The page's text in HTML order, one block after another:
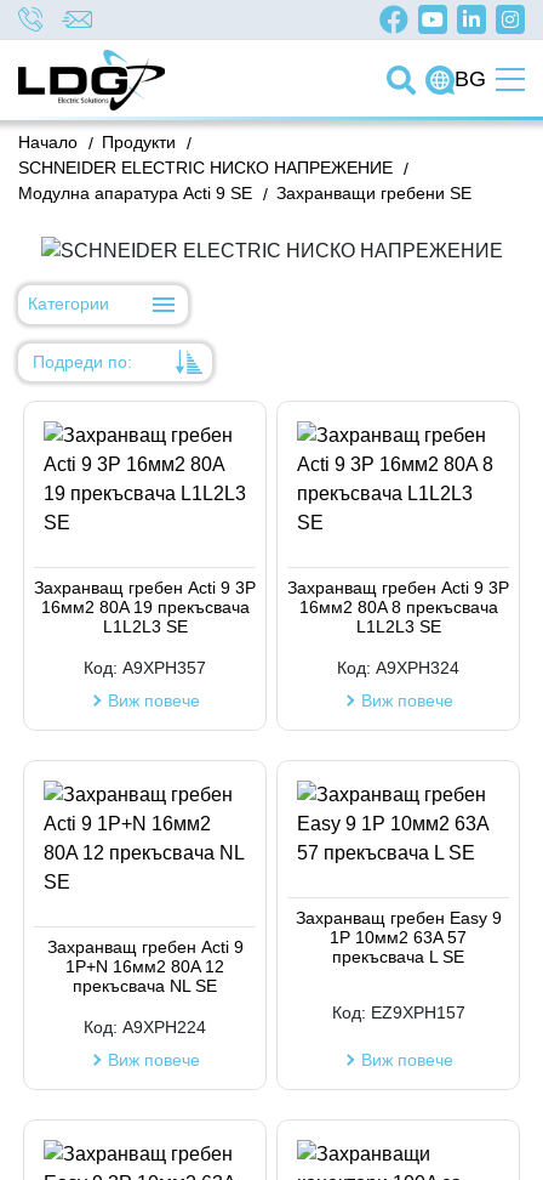
BG
/
Начало /
Продукти
/
SCHNEIDER ELECTRIC НИСКО НАПРЕЖЕНИЕ
/
Модулна апаратура Acti 9 SE Захранващи гребени SE
Категории
Подреди по:
Име
Име
Код на артикул
Захранващ гребен Acti 9 3P
16мм2 80A 19 прекъсвача
L1L2L3 SE
Код: A9XPH357
Виж повече
Захранващ гребен Acti 9 3P
16мм2 80A 8 прекъсвача
L1L2L3 SE
Код: A9XPH324
Виж повече
Захранващ гребен Acti 9
1P+N 16мм2 80A 12
прекъсвача NL SE
Код: A9XPH224
Виж повече
Захранващ гребен Easy 9
1P 10мм2 63A 57
прекъсвача L SE
Код: EZ9XPH157
Виж повече